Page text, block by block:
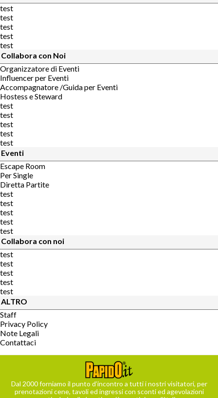
test
test
test
test
test
Collabora con Noi
Organizzatore di Eventi
Influencer per Eventi
Accompagnatore /Guida per Eventi
Hostess e Steward
test
test
test
test
test
Eventi
Escape Room
Per Single
Diretta Partite
test
test
test
test
test
Collabora con noi
test
test
test
test
test
ALTRO
Staff
Privacy Policy
Note Legali
Contattaci
Dal 2000 forniamo il punto d’incontro a tutti i nostri visitatori, per
prenotazioni cene, tavoli ed ingressi con sconti ed agevolazioni